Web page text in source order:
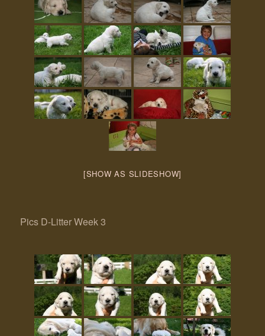
[SHOW AS SLIDESHOW]
Pics D-Litter Week 3